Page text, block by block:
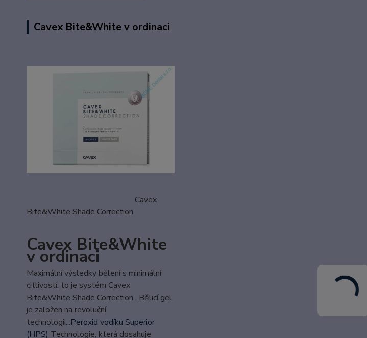
Cavex Bite&White v ordinaci
Cavex
Bite&White Shade Correction
Cavex Bite&White
v ordinaci
Maximální výsledky bělení s minimální
citlivostí: to je systém Cavex
Bite&White Shade Correction . Bělicí gel
je založen na revoluční
technologii...Peroxid vodíku Superior
(HPS) Technologie, která dosahuje